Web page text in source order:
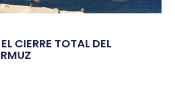
CIERRE TOTAL DEL